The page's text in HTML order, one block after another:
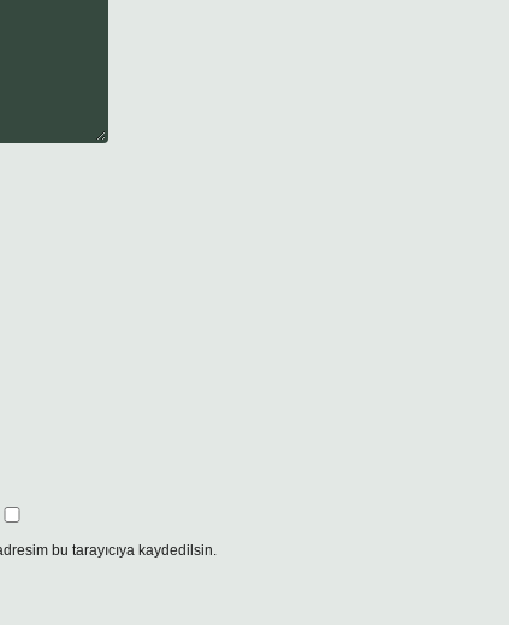
bu tarayıcıya kaydedilsin.